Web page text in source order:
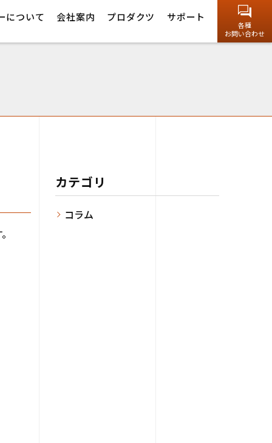
について 会社案内 プロダクツ サポート
各種
お問い合わせ
カテゴリ
コラム